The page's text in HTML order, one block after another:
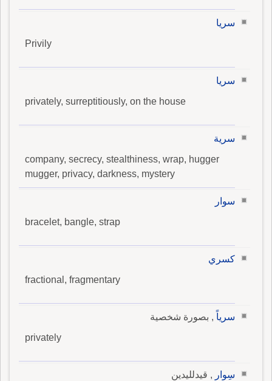
سريا
Privily
سريا
privately, surreptitiously, on the house
سرية
company, secrecy, stealthiness, wrap, hugger
mugger, privacy, darkness, mystery
سوار
bracelet, bangle, strap
كسري
fractional, fragmentary
سرياً , بصورة شخصية
privately
سِوار , قيدلليدين